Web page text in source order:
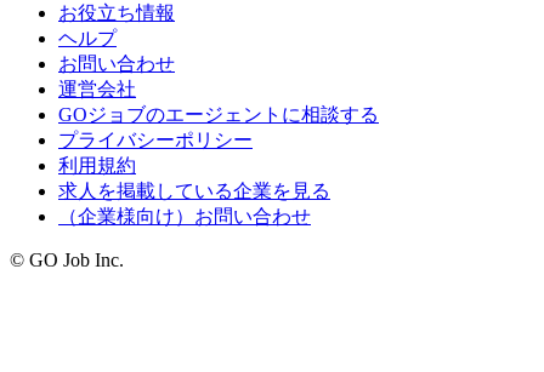
お役立ち情報
ヘルプ
お問い合わせ
運営会社
GOジョブのエージェントに相談する
プライバシーポリシー
利用規約
求人を掲載している企業を見る
（企業様向け）お問い合わせ
© GO Job Inc.